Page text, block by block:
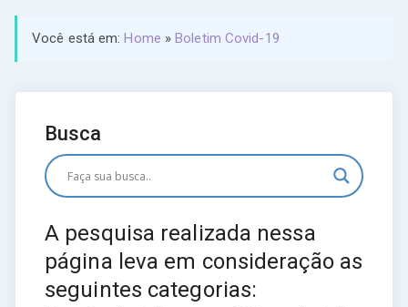
Você está em:Home »Boletim Covid-19
Busca
A pesquisa realizada nessa
página leva em consideração as
seguintes categorias: